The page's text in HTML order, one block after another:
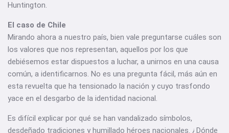
Huntington.
El caso de Chile
Mirando ahora a nuestro país, bien vale preguntarse cuáles son
los valores que nos representan, aquellos por los que
debiésemos estar dispuestos a luchar, a unirnos en una causa
común, a identificarnos. No es una pregunta fácil, más aún en
esta revuelta que ha tensionado la nación y cuyo trasfondo
yace en el desgarbo de la identidad nacional.
Es difícil explicar por qué se han vandalizado símbolos,
desdeñado tradiciones y humillado héroes nacionales. ¿Dónde